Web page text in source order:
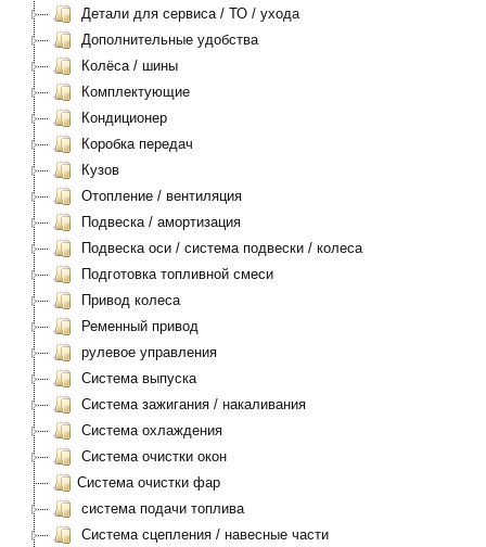
Детали для сервиса / ТО / ухода
Дополнительные удобства
Колёса / шины
Комплектующие
Кондиционер
Коробка передач
Кузов
Отопление / вентиляция
Подвеска / амортизация
Подвеска оси / система подвески / колеса
Подготовка топливной смеси
Привод колеса
Ременный привод
рулевое управления
Система выпуска
Система зажигания / накаливания
Система охлаждения
Система очистки окон
Система очистки фар
система подачи топлива
Система сцепления / навесные части